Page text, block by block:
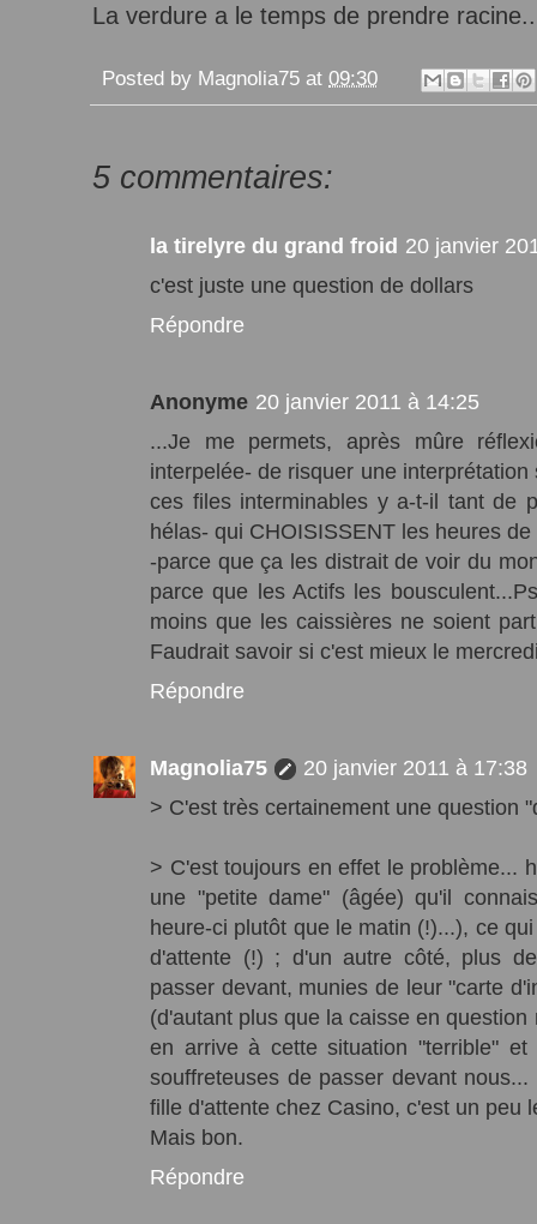
La verdure a le temps de prendre
Posted by Magnolia75 at 09:30
5 commentaires:
la tirelyre du grand froid 20 janvier
c'est juste une question de dollars
Répondre
Anonyme 20 janvier 2011 à 14:25
...Je me permets, après mûre
interpelée- de risquer une
ces files interminables y a-t-il tant de
hélas- qui CHOISISSENT les heures
-parce que ça les distrait de voir du
parce que les Actifs les
moins que les caissières ne soient
Faudrait savoir si c'est mieux le
Répondre
Magnolia75
20 janvier 2011 à 17:38
> C'est très certainement une question
> C'est toujours en effet le problème...
une "petite dame" (âgée) qu'il
heure-ci plutôt que le matin (!)...), ce
d'attente (!) ; d'un autre côté, plus
passer devant, munies de leur "carte
(d'autant plus que la caisse en
en arrive à cette situation "terrible" et
souffreteuses de passer devant
fille d'attente chez Casino, c'est un peu
Mais bon.
Répondre